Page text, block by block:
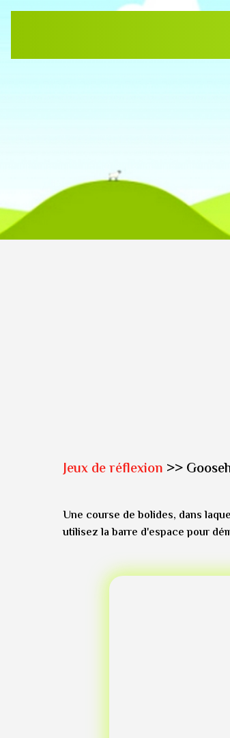
Jeux de réflexion >>
Une course de bolides, dans
utilisez la barre d'espace pour